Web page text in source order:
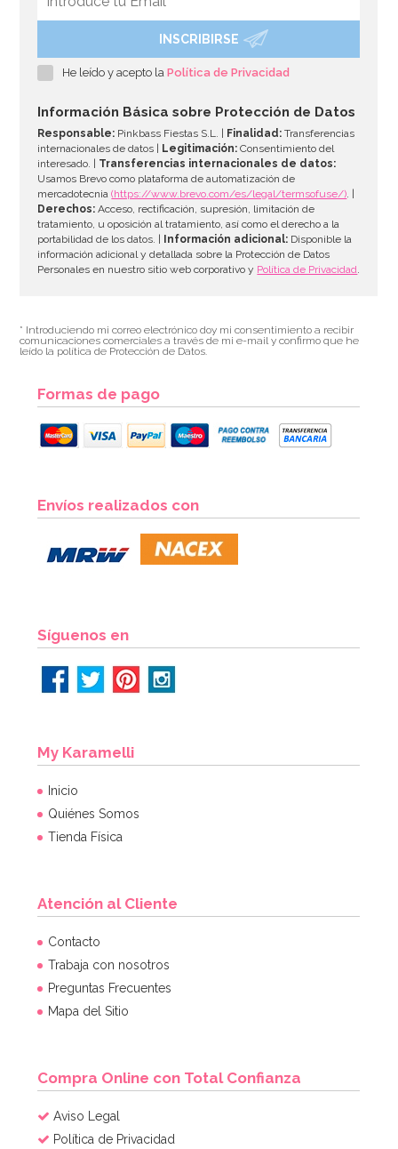
Cortador Cáliz de Comunión
AÑADIR
INSCRIBIRSE
He leído y acepto laPolítica de Privacidad
Información Básica sobre Protección de Datos
Responsable: Pinkbass Fiestas S.L. | Finalidad: Transferencias
internacionales de datos |
Legitimación: Consentimiento del
interesado. | Transferencias internacionales de datos:
Usamos Brevo como plataforma de automatización de
mercadotecnia(https://www.brevo.com/es/legal/termsofuse/). |
Derechos: Acceso, rectificación, supresión, limitación de
tratamiento, u oposición al tratamiento, así como el derecho a la
portabilidad de los datos. |
Información adicional: Disponible la
información adicional y detallada sobre la Protección de Datos
Personales en nuestro sitio web corporativo y Política de Privacidad.
* Introduciendo mi correo electrónico doy mi consentimiento a recibir
comunicaciones comerciales a través de mi e-mail y confirmo que he
leído la política de Protección de Datos.
Formas de pago
Envíos realizados con
Síguenos en
My Karamelli
Inicio
Quiénes Somos
Tienda Física
Atención al Cliente
Contacto
Trabaja con nosotros
Preguntas Frecuentes
Mapa del Sitio
Compra Online con Total Confianza
Aviso Legal
Política de Privacidad